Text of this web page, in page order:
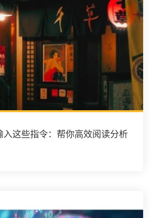
入这些指令：帮你高效阅读分析